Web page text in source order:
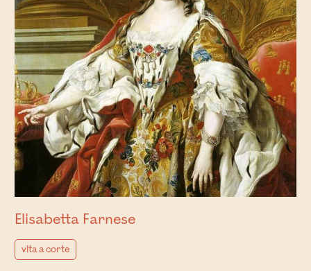
Elisabetta Farnese
vita a corte